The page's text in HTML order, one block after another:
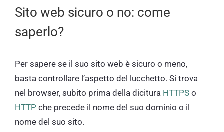
Sito web sicuro o no: come
saperlo?
Per sapere se il suo sito web è sicuro o meno,
basta controllare l’aspetto del lucchetto. Si trova
nel browser, subito prima della dicitura HTTPS o
HTTP che precede il nome del suo dominio o il
nome del suo sito.